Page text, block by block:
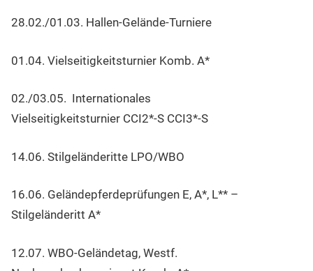
28.02./01.03. Hallen-Gelände-Turniere
01.04. Vielseitigkeitsturnier Komb. A*
02./03.05. Internationales
Vielseitigkeitsturnier CCI2*-S CCI3*-S
14.06. Stilgeländeritte LPO/WBO
16.06. Geländepferdeprüfungen E, A*, L** –
Stilgeländeritt A*
12.07. WBO-Geländetag, Westf.